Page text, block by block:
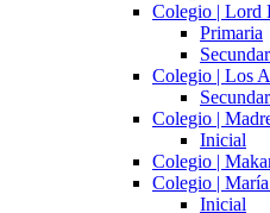
Colegio | Lord
Primaria
Colegio | Los
Colegio |
Inicial
Colegio |
Colegio |
Inicial